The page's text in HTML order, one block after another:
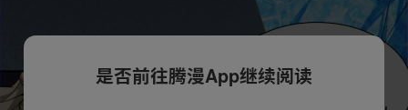
是否前往腾漫App继续阅读